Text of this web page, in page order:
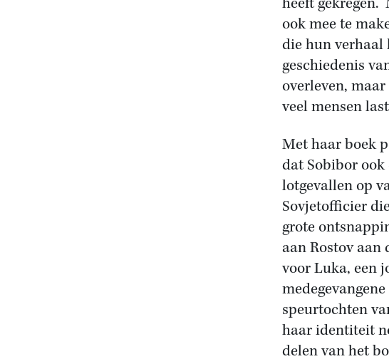
heeft gekregen.
ook mee te
die hun verhaal
geschiedenis
overleven,
veel mensen
Met haar boek
dat Sobibor ook
lotgevallen op
Sovjetofficier
grote
aan Rostov aan
voor Luka, een
speurtochten
haar identiteit
delen van het